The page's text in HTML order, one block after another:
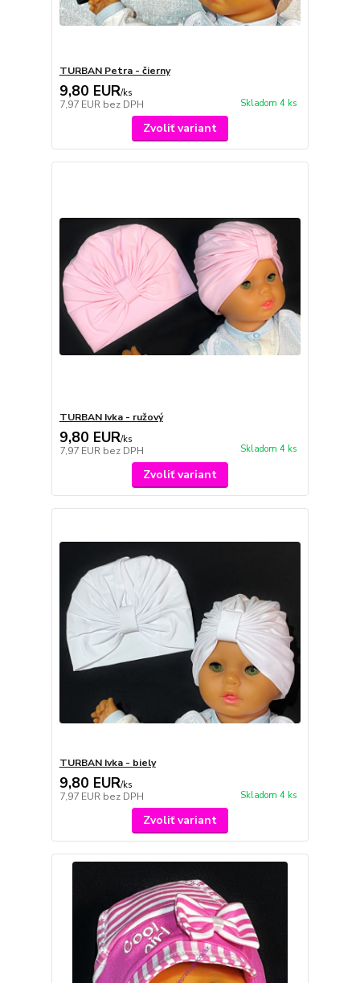
TURBAN Petra - čierny
9,80 EUR/ks
7,97 EUR bez DPH Skladom 4 ks
Zvoliť variant
TURBAN Ivka - ružový
9,80 EUR/ks
7,97 EUR bez DPH Skladom 4 ks
Zvoliť variant
TURBAN Ivka - biely
9,80 EUR/ks
7,97 EUR bez DPH Skladom 4 ks
Zvoliť variant